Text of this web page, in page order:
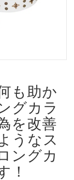
も助か
グカラ
を改善
うなス
ングカ
！